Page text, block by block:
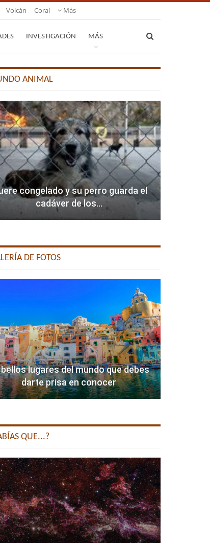
Volcán Coral Más
INVESTIGACIÓN MÁS
ANIMAL
congelado y su perro guarda el
cadáver de los…
DE FOTOS
lugares del mundo que debes
darte prisa en conocer
QUE...?